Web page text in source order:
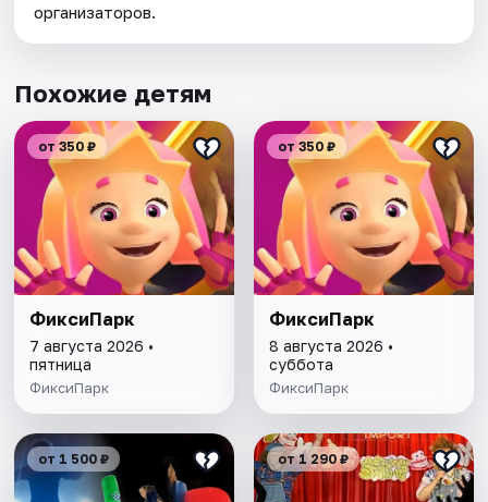
организаторов.
Похожие детям
от 350 ₽
ФиксиПарк
7 августа 2026 •
пятница
ФиксиПарк
от 350 ₽
ФиксиПарк
8 августа 2026 •
суббота
ФиксиПарк
от 1 500 ₽ от 1 290 ₽